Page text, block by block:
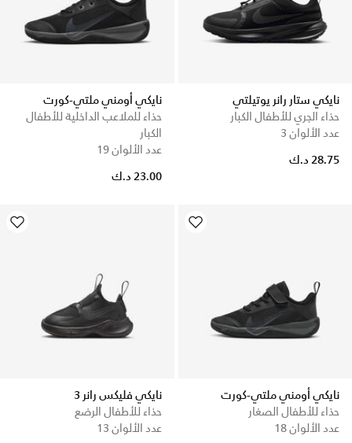
نايكي ستار رانر يوتيلتي
حذاء الجري للأطفال الكبار
عدد الألوان 3
28.75 د.ك
نايكي أومني ملتي-كورت
حذاء للملاعب الداخلية للأطفال
الكبار
عدد الألوان 19
23.00 د.ك
نايكي أومني ملتي-كورت
حذاء للأطفال الصغار
عدد الألوان 18
نايكي فليكس رانر 3
حذاء للأطفال الرضع
عدد الألوان 13